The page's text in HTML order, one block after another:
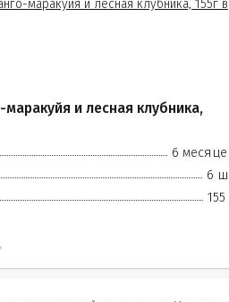
и лесная клубника,
6
6
155